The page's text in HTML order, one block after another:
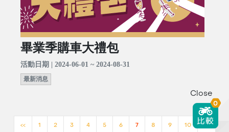
畢業季購車大禮包
活動日期 | 2024-06-01 ~ 2024-08-31
最新消息
<< 1 2 3 4 5 6 7 8 9 10 >>
Close
0